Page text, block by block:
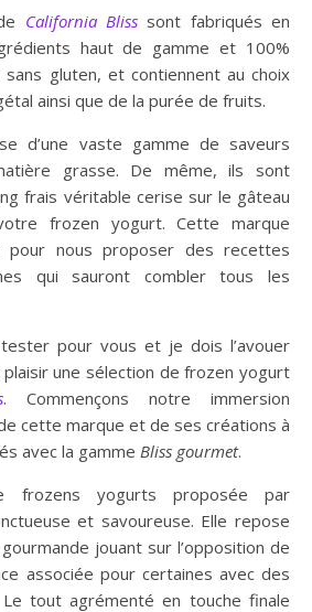
California Blisssont fabriqués en
haut de gamme et 100%
gluten, et contiennent au choix
ainsi que de la purée de fruits.
d’une vaste gamme de saveurs
grasse. De même, ils sont
frais véritable cerise sur le gâteau
frozen yogurt. Cette marque
pour nous proposer des recettes
qui sauront combler tous les
tester pour vous et je dois l’avouer
une sélection de frozen yogurt
. Commençons notre immersion
cette marque et de ses créations à
avec la gamme Bliss gourmet.
frozens yogurts proposée par
et savoureuse. Elle repose
jouant sur l’opposition de
associée pour certaines avec des
tout agrémenté en touche finale